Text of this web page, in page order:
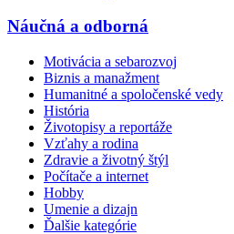
Náučná a odborná
Motivácia a sebarozvoj
Biznis a manažment
Humanitné a spoločenské vedy
História
Životopisy a reportáže
Vzťahy a rodina
Zdravie a životný štýl
Počítače a internet
Hobby
Umenie a dizajn
Ďalšie kategórie